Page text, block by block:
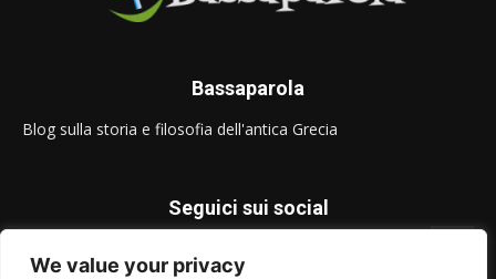
We value your privacy
Bassaparola
Blog sulla storia e filosofia dell'antica Grecia
Seguici sui social